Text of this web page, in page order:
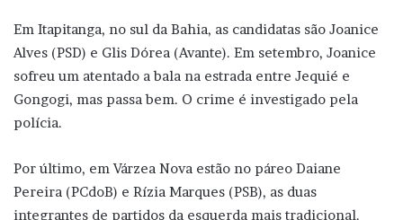
Em Itapitanga, no sul da Bahia, as candidatas são Joanice
Alves (PSD) e Glis Dórea (Avante). Em setembro, Joanice
sofreu um atentado a bala na estrada entre Jequié e
Gongogi, mas passa bem. O crime é investigado pela
polícia.
Por último, em Várzea Nova estão no páreo Daiane
Pereira (PCdoB) e Rízia Marques (PSB), as duas
integrantes de partidos da esquerda mais tradicional.